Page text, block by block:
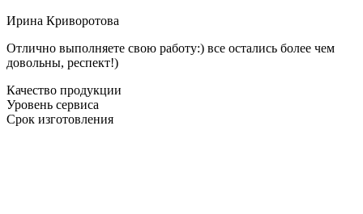
Ирина Криворотова
Отлично выполняете свою работу:) все остались более чем
довольны, респект!)
Качество продукции
Уровень сервиса
Срок изготовления